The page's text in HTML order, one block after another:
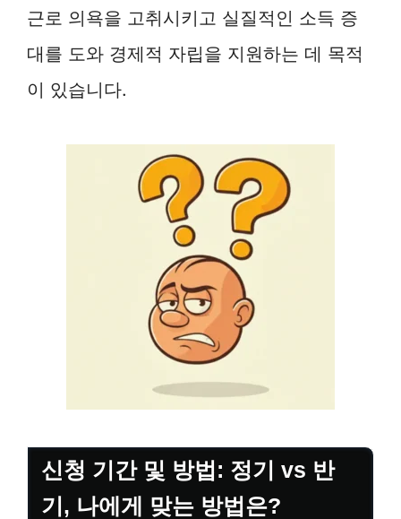
근로 의욕을 고취시키고 실질적인 소득 증
대를 도와 경제적 자립을 지원하는 데 목적
이 있습니다.
신청 기간 및 방법: 정기 vs 반
기, 나에게 맞는 방법은?